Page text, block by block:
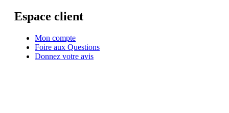
Espace client
Mon compte
Foire aux Questions
Donnez votre avis